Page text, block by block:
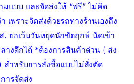
มแบบ และจัดส่งให้ “ฟรี” ไม่คิด
เพราะจัดส่งด้วยรถทางร้านเองถึง
. ยกเว้นวันหยุดนักขัตฤกษ์ นัดเข้า
างดึกได้ *ต้องการสินค้าด่วน ( ส่ง
สำหรับการสั่งซื้อแบบไม่สั่งตัด
ารจัดส่ง